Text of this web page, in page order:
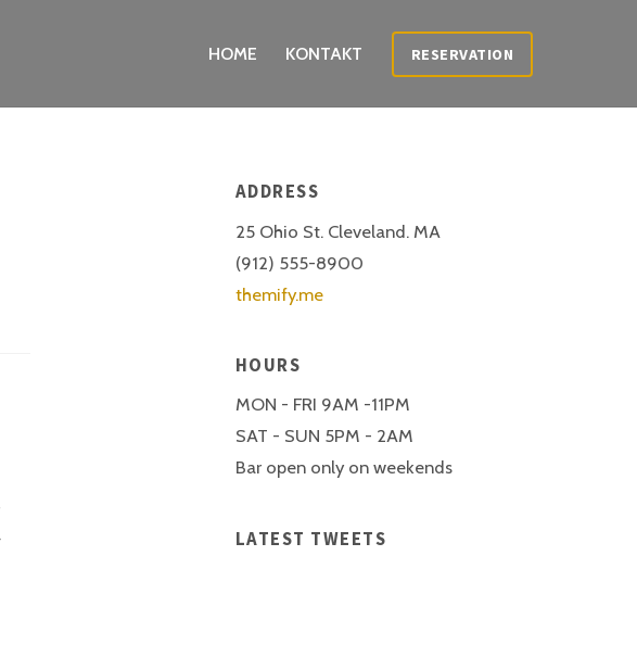
HOME KONTAKT RESERVATION
ADDRESS
25 Ohio St. Cleveland. MA
(912) 555-8900
themify.me
HOURS
MON - FRI 9AM -11PM
SAT - SUN 5PM - 2AM
Bar open only on weekends
LATEST TWEETS